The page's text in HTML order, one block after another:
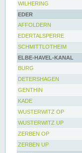
WILHERING
EDER
AFFOLDERN
EDERTALSPERRE
SCHMITTLOTHEIM
ELBE-HAVEL-KANAL
BURG
DETERSHAGEN
GENTHIN
KADE
WUSTERWITZ OP
WUSTERWITZ UP
ZERBEN OP
ZERBEN UP